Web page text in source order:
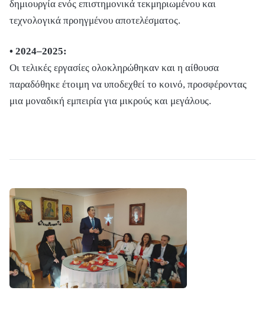
δημιουργία ενός επιστημονικά τεκμηριωμένου και
τεχνολογικά προηγμένου αποτελέσματος.
• 2024–2025:
Οι τελικές εργασίες ολοκληρώθηκαν και η αίθουσα
παραδόθηκε έτοιμη να υποδεχθεί το κοινό, προσφέροντας
μια μοναδική εμπειρία για μικρούς και μεγάλους.